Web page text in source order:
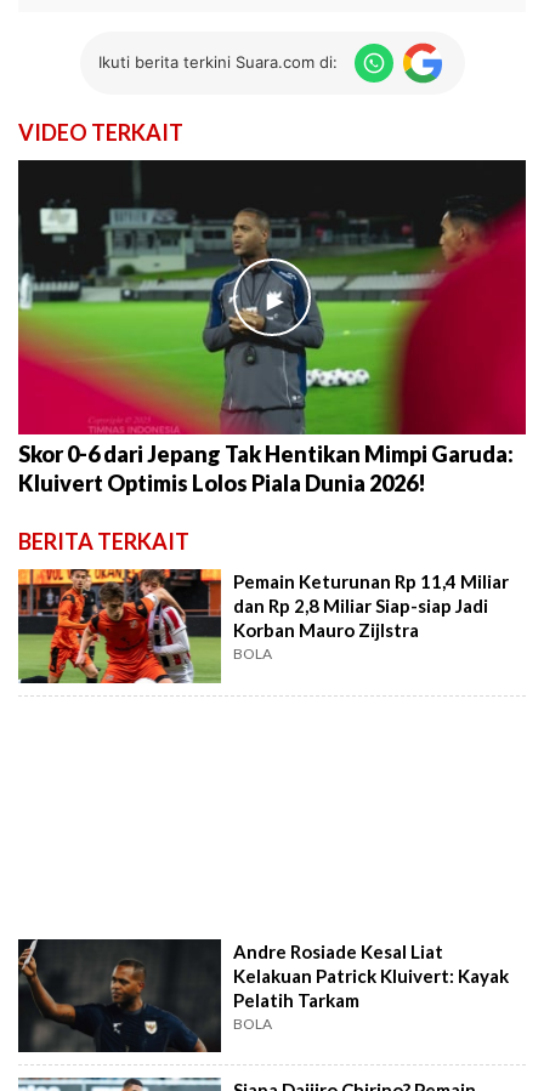
Ikuti berita terkini Suara.com di:
VIDEO TERKAIT
►
Skor 0-6 dari Jepang Tak Hentikan Mimpi Garuda:
Kluivert Optimis Lolos Piala Dunia 2026!
BERITA TERKAIT
Pemain Keturunan Rp 11,4 Miliar
dan Rp 2,8 Miliar Siap-siap Jadi
Korban Mauro Zijlstra
BOLA
Andre Rosiade Kesal Liat
Kelakuan Patrick Kluivert: Kayak
Pelatih Tarkam
BOLA